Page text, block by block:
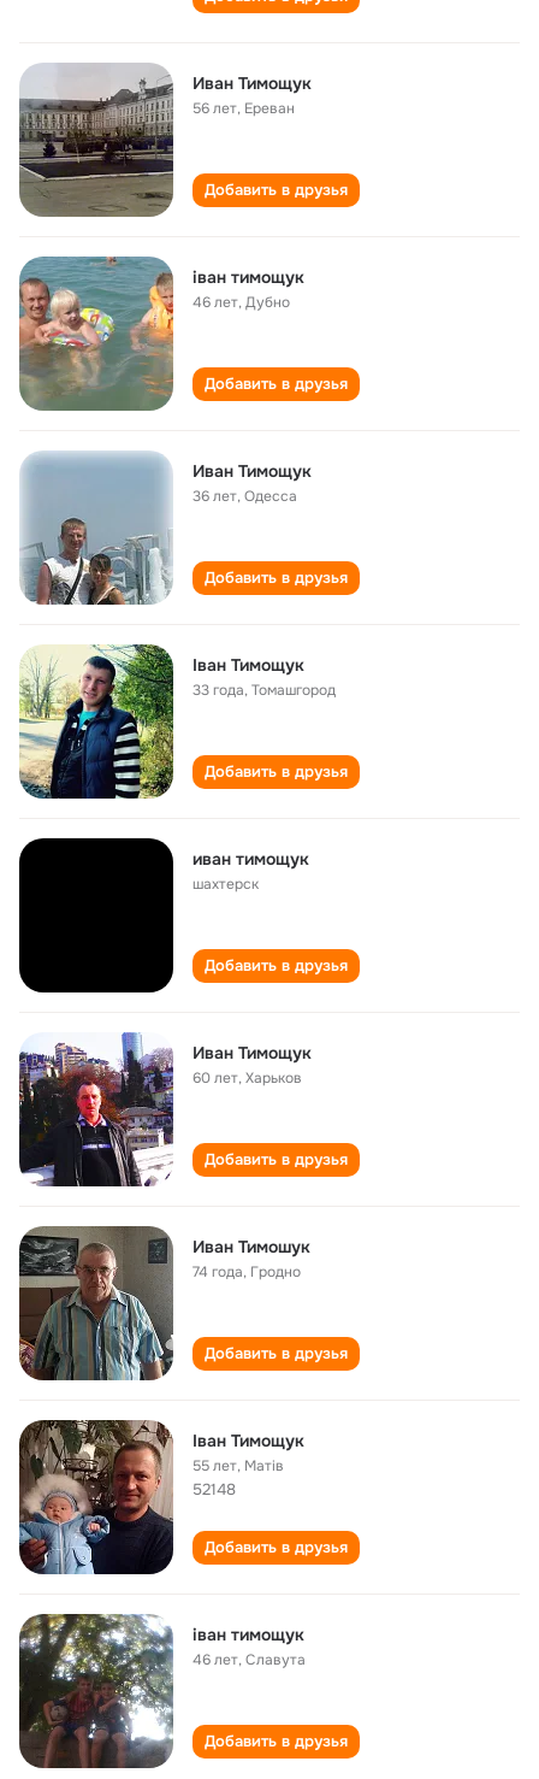
Иван Тимощук
56 лет, Ереван
Добавить в друзья
іван тимощук
46 лет,Дубно
Добавить в друзья
Иван Тимощук
36 лет,Одесса
Добавить в друзья
Іван Тимощук
33 года,Томашгород
Добавить в друзья
иван тимощук
шахтерск
Добавить в друзья
Иван Тимощук
60 лет,Харьков
Добавить в друзья
Иван Тимошук
74 года, Гродно
Добавить в друзья
Іван Тимощук
55 лет, Матів
52148
Добавить в друзья
іван тимощук
46 лет,Славута
Добавить в друзья